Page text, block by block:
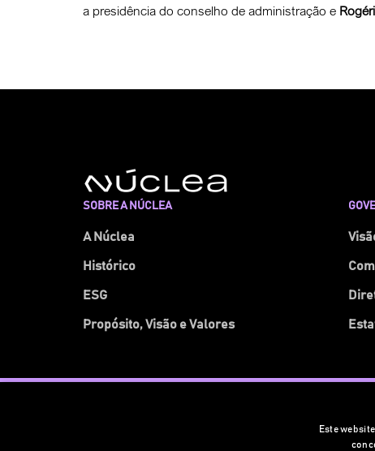
a presidência do conselho de administração e
SOBRE A NÚCLEA
A Núclea
Histórico
ESG
Propósito, Visão e Valores
Este